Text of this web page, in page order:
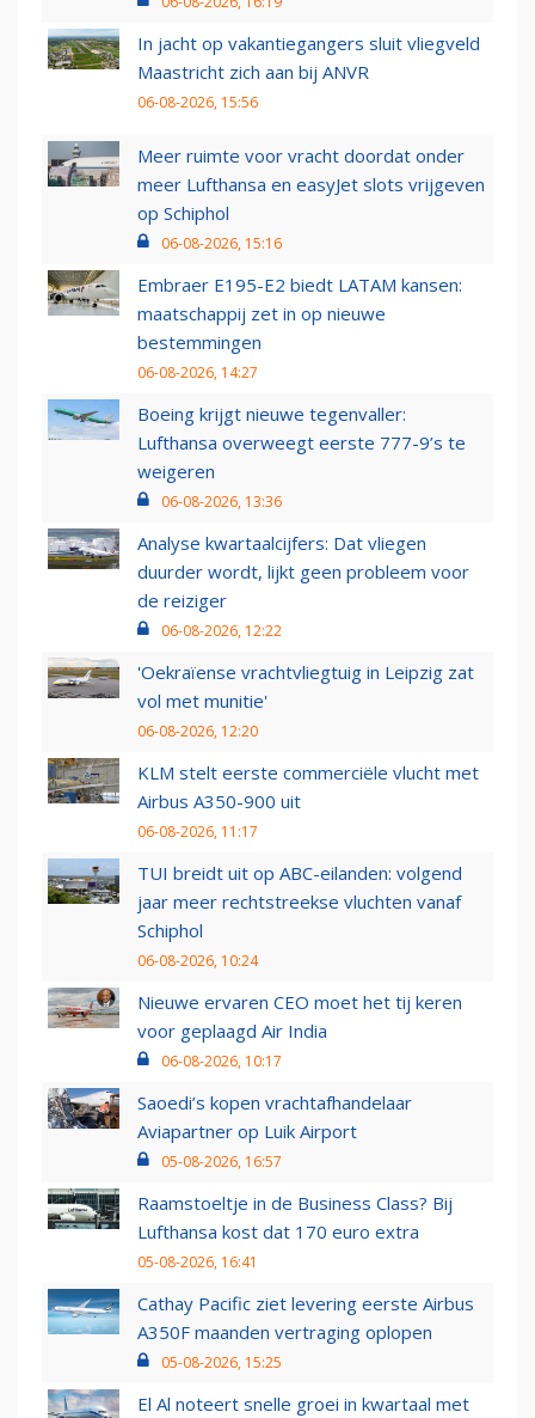
In jacht op vakantiegangers sluit vliegveld
Maastricht zich aan bij ANVR
06-08-2026, 15:56
Meer ruimte voor vracht doordat onder
meer Lufthansa en easyJet slots vrijgeven
op Schiphol
06-08-2026, 15:16
Embraer E195-E2 biedt LATAM kansen:
maatschappij zet in op nieuwe
bestemmingen
06-08-2026, 14:27
Boeing krijgt nieuwe tegenvaller:
Lufthansa overweegt eerste 777-9’s te
weigeren
06-08-2026, 13:36
Analyse kwartaalcijfers: Dat vliegen
duurder wordt, lijkt geen probleem voor
de reiziger
06-08-2026, 12:22
'Oekraïense vrachtvliegtuig in Leipzig zat
vol met munitie'
06-08-2026, 12:20
KLM stelt eerste commerciële vlucht met
Airbus A350-900 uit
06-08-2026, 11:17
TUI breidt uit op ABC-eilanden: volgend
jaar meer rechtstreekse vluchten vanaf
Schiphol
06-08-2026, 10:24
Nieuwe ervaren CEO moet het tij keren
voor geplaagd Air India
06-08-2026, 10:17
Saoedi’s kopen vrachtafhandelaar
Aviapartner op Luik Airport
05-08-2026, 16:57
Raamstoeltje in de Business Class? Bij
Lufthansa kost dat 170 euro extra
05-08-2026, 16:41
Cathay Pacific ziet levering eerste Airbus
A350F maanden vertraging oplopen
05-08-2026, 15:25
El Al noteert snelle groei in kwartaal met